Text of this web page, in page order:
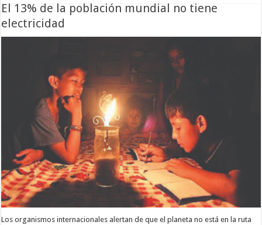
El 13% de la población mundial no tiene
electricidad
Los organismos internacionales alertan de que el planeta no está en la ruta